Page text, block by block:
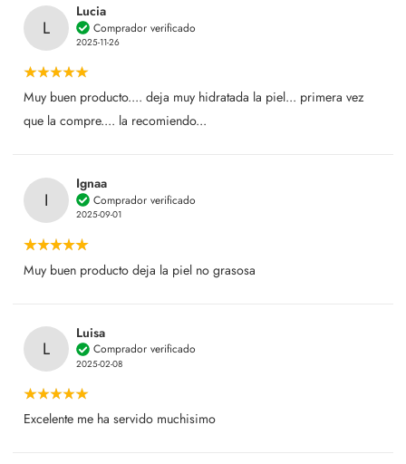
L
Lucia
Comprador verificado
2025-11-26
Muy buen producto.... deja muy hidratada la piel... primera vez
que la compre.... la recomiendo...
I
Ignaa
Comprador verificado
2025-09-01
Muy buen producto deja la piel no grasosa
L
Luisa
Comprador verificado
2025-02-08
Excelente me ha servido muchisimo